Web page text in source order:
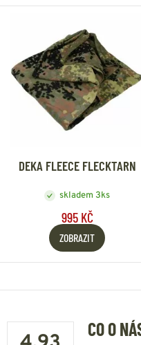
DEKA FLEECE FLECKTARN
skladem 3ks
995 KČ
ZOBRAZIT
CO O